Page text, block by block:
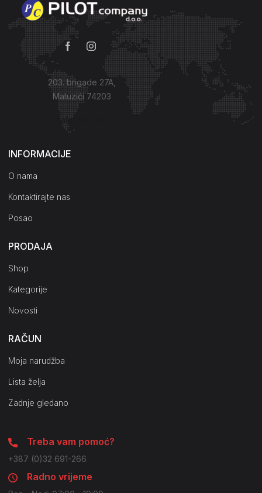
203. brigade 27A,
Matuzići 74203
Kako do nas?
INFORMACIJE
O nama
Kontaktirajte nas
Posao
PRODAJA
Shop
Kategorije
Novosti
RAČUN
Moja narudžba
Lista želja
Zadnje gledano
Treba vam pomoć?
+387 (0)32 691-266
Radno vrijeme